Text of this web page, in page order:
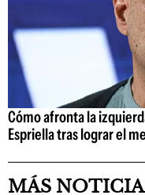
Cómo afronta la
Espriella tras lograr el
MÁS